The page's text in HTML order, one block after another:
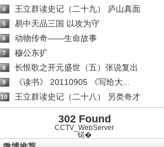
4 王立群读史记（二十九） 庐山真面
5 易中天品三国 以攻为守
6 动物传奇——生命故事
7 穆公东扩
8 长恨歌之开元盛世（五）张说复出
9 《读书》 20110905 《写给大...
10 王立群读史记（二十八） 另类奇才
302 Found
CCTV_WebServer
锘�